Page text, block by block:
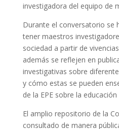
investigadora del equipo de
Durante el conversatorio se
tener maestros
sociedad a partir de
además se reflejen en
investigativas sobre
y cómo estas se pueden
de la EPE sobre la
El amplio repositorio de la
consultado de manera